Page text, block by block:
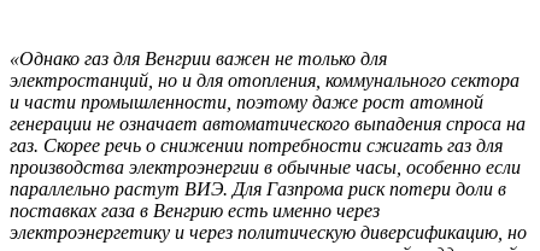
«Однако газ для Венгрии важен не только для
электростанций, но и для отопления, коммунального сектора
и части промышленности, поэтому даже рост атомной
генерации не означает автоматического выпадения спроса на
газ. Скорее речь о снижении потребности сжигать газ для
производства электроэнергии в обычные часы, особенно если
параллельно растут ВИЭ. Для Газпрома риск потери доли в
поставках газа в Венгрию есть именно через
электроэнергетику и через политическую диверсификацию, но